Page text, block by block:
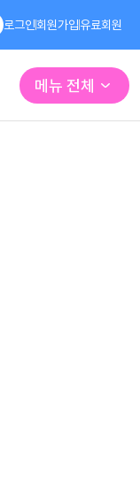
로그인회원가입유료회원
메뉴 전체